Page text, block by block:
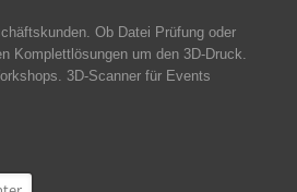
Ob Datei Prüfung oder
Komplettlösungen um den 3D-Druck.
3D-Scanner für Events